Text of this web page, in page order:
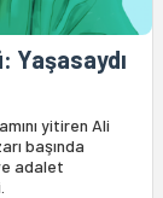
Yaşasaydı
yitiren Ali
başında
adalet